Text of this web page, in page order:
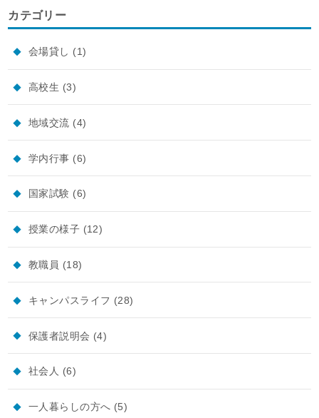
カテゴリー
会場貸し (1)
高校生 (3)
地域交流 (4)
学内行事 (6)
国家試験 (6)
授業の様子 (12)
教職員 (18)
キャンパスライフ (28)
保護者説明会 (4)
社会人 (6)
一人暮らしの方へ (5)